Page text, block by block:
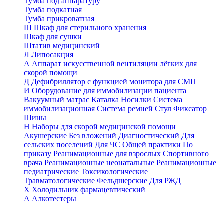
Тумба подкатная
Тумба прикроватная
Ш Шкаф для стерильного хранения
Шкаф для сушки
Штатив медицинский
Л Липосакция
А Аппарат искусственной вентиляции лёгких для
скорой помощи
Д Дефибриллятор с функцией монитора для СМП
И Оборудование для иммобилизации пациента
Вакуумный матрас Каталка Носилки Система
иммобилизационная Система ремней Стул Фиксатор
Шины
Н Наборы для скорой медицинской помощи
Акушерские Без вложений Диагностический Для
сельских поселений Для ЧС Общей практики По
приказу Реанимационные для взрослых Спортивного
врача Реанимационные неонатальные Реанимационные
педиатрические Токсикологические
Травматологические Фельдшерские Для РЖД
Х Холодильник фармацевтический
А Алкотестеры